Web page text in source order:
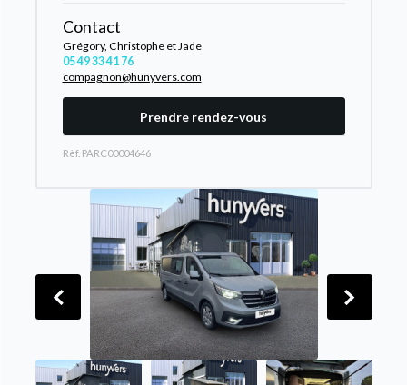
Contact
Grégory, Christophe et Jade
05 49 33 41 76
compagnon@hunyvers.com
Prendre rendez-vous
Rèf. PARC00004646